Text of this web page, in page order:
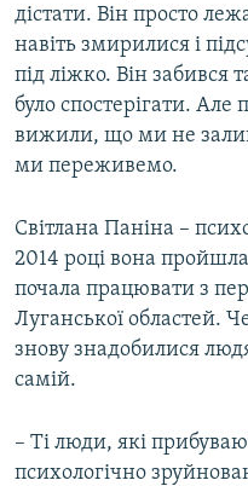
дістати. Він просто
навіть змирилися і
під ліжко. Він забився
було спостерігати.
вижили, що ми не
ми переживемо.
Світлана Паніна –
2014 році вона
почала працювати з
Луганської областей.
знову знадобилися
самій.
– Ті люди, які
психологічно